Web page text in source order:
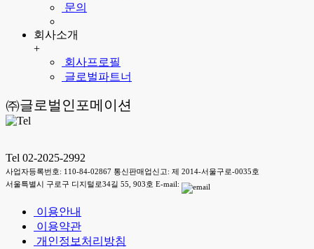
문의
회사소개
+
회사프로필
글로벌파트너
㈜글로벌인포메이션
Tel 02-2025-2992
사업자등록번호: 110-84-02867 통신판매업신고: 제 2014-서울구로-0035호
서울특별시 구로구 디지털로34길 55, 903호 E-mail:
이용안내
이용약관
개인정보처리방침